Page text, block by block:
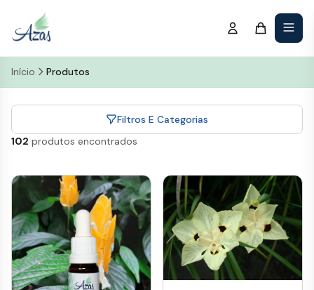
Início Produtos
Filtros E Categorias
102 produtos encontrados